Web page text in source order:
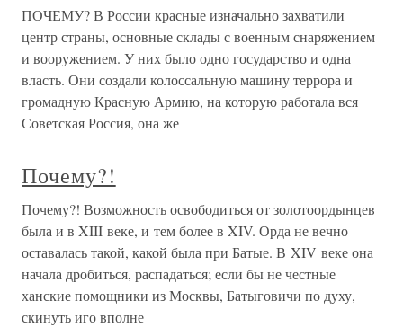
ПОЧЕМУ? В России красные изначально захватили
центр страны, основные склады с военным снаряжением
и вооружением. У них было одно государство и одна
власть. Они создали колоссальную машину террора и
громадную Красную Армию, на которую работала вся
Советская Россия, она же
Почему?!
Почему?! Возможность освободиться от золотоордынцев
была и в XIII веке, и тем более в XIV. Орда не вечно
оставалась такой, какой была при Батые. В XIV веке она
начала дробиться, распадаться; если бы не честные
ханские помощники из Москвы, Батыговичи по духу,
скинуть иго вполне